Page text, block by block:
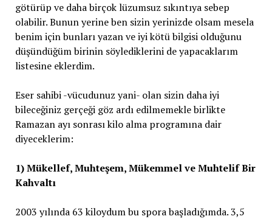
götürüp ve daha birçok lüzumsuz sıkıntıya sebep
olabilir. Bunun yerine ben sizin yerinizde olsam mesela
benim için bunları yazan ve iyi kötü bilgisi olduğunu
düşündüğüm birinin söylediklerini de yapacaklarım
listesine eklerdim.
Eser sahibi -vücudunuz yani- olan sizin daha iyi
bileceğiniz gerçeği göz ardı edilmemekle birlikte
Ramazan ayı sonrası kilo alma programına dair
diyeceklerim:
1) Mükellef, Muhteşem, Mükemmel ve Muhtelif Bir
Kahvaltı
2003 yılında 63 kiloydum bu spora başladığımda. 3,5